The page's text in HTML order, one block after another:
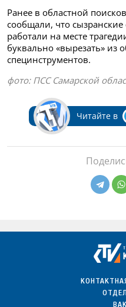
Ранее в областной
сообщали, что сызранские
работали на месте
буквально «вырезать» из
специнструментов.
фото: ПСС Самарской
Читайте в